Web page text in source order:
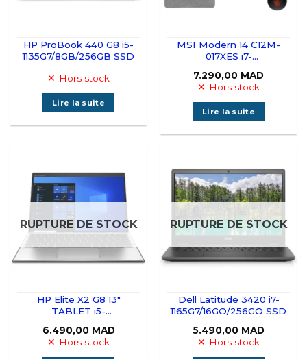
HP ProBook 440 G8 i5-
1135G7/8GB/256GB SSD
Hors stock
Lire la suite
MSI Modern 14 C12M-
017XES i7-
14″
7.290,00 MAD
Hors stock
Lire la suite
RUPTURE DE STOCK
HP Elite X2 G8 13″
TABLET i5-
6.490,00 MAD
Hors stock
RUPTURE DE STOCK
Dell Latitude 3420 i7-
1165G7/16GO/256GO SSD
5.490,00 MAD
Hors stock